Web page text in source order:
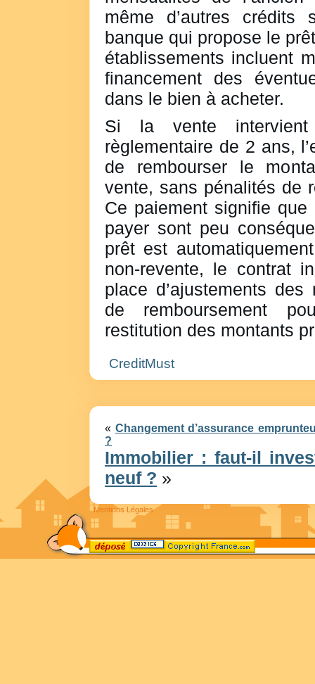
même d’autres crédits
banque qui propose le
établissements incluent
financement des
dans le bien à acheter.
Si la vente
règlementaire de 2 ans,
de rembourser le
vente, sans pénalités de
Ce paiement signifie
payer sont peu
prêt est
non-revente, le contrat
place d’ajustements
de remboursement
restitution des montants
CreditMust
« Changement d’assurance
?
Immobilier : faut-il
neuf ? »
Mentions Légales